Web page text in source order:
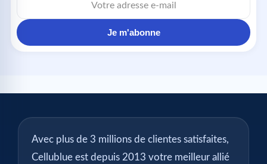
Je m'abonne
Avec plus de 3 millions de clientes satisfaites,
Cellublue est depuis 2013 votre meilleur allié